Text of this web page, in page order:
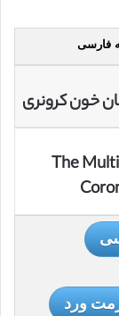
فارسی
خون کرونری
The
ورد